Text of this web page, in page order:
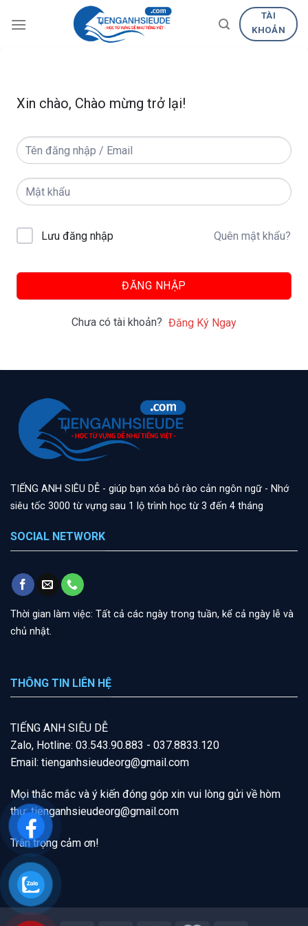
TÀI
KHOẢN
Xin chào, Chào mừng trở lại!
Lưu đăng nhập Quên mật khẩu?
ĐĂNG NHẬP
Chưa có tài khoản? Đăng Ký Ngay
TIẾNG ANH SIÊU DỄ - giúp bạn xóa bỏ rào cản ngôn ngữ - Nhớ
siêu tốc 3000 từ vựng sau 1 lộ trình học từ 3 đến 4 tháng
SOCIAL NETWORK
Thời gian làm việc: Tất cả các ngày trong tuần, kể cả ngày lễ và
chủ nhật.
THÔNG TIN LIÊN HỆ
T IẾNG ANH SIÊU DỄ
Zalo, Hotline: 03.543.90.883 - 037.8833.120
Email: tienganhsieudeorg@gmail.com
Mọi thắc mắc và ý kiến đóng góp xin vui lòng gửi về hòm
thư:tienganhsieudeorg@gmail .com
Trân trọng cảm ơn!